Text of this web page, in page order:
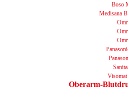
Boso
Medisana
Oberarm-